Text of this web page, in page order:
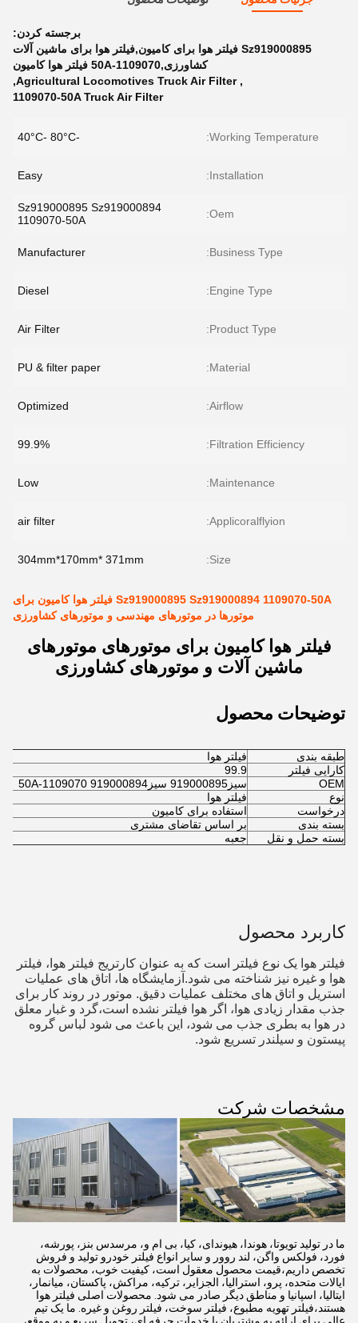
برجسته کردن:
Sz919000895 فیلتر هوا برای کامیون,فیلتر هوا برای ماشین آلات
کشاورزی,1109070-50A فیلتر هوا کامیون
,
Agricultural Locomotives Truck Air Filter
,
1109070-50A Truck Air Filter
Working Temperature:
-40°C- 80°C
Installation:
Easy
Oem:
Sz919000895 Sz919000894
1109070-50A
Business Type:
Manufacturer
Engine Type:
Diesel
Product Type:
Air Filter
Material:
PU & filter paper
Airflow:
Optimized
Filtration Efficiency:
99.9%
Maintenance:
Low
Applicoralflyion:
air filter
Size:
304mm*170mm* 371mm
Sz919000895 Sz919000894 1109070-50A فیلتر هوا کامیون برای
موتورها در موتورهای مهندسی و موتورهای کشاورزی
فیلتر هوا کامیون برای موتورهای موتورهای
ماشین آلات و موتورهای کشاورزی
توضیحات محصول
طبقه بندی
فیلتر هوا
کارایی فیلتر
99.9
OEM
سيز919000895 سيز919000894 1109070-50A
نوع
فیلتر هوا
درخواست
استفاده برای کامیون
بسته بندی
بر اساس تقاضای مشتری
بسته حمل و نقل
جعبه
کاربرد محصول
فیلتر هوا یک نوع فیلتر است که به عنوان کارتریج فیلتر هوا، فیلتر
هوا و غیره نیز شناخته می شود.آزمایشگاه ها، اتاق های عملیات
استریل و اتاق های مختلف عملیات دقیق. موتور در روند کار برای
جذب مقدار زیادی هوا، اگر هوا فیلتر نشده است،گرد و غبار معلق
در هوا به بطری جذب می شود، این باعث می شود لباس گروه
پیستون و سیلندر تسریع شود.
مشخصات شرکت
ما در تولید تویوتا، هوندا، هیوندای، کیا، بی ام و، مرسدس بنز، پورشه،
فورد، فولکس واگن، لند روور و سایر انواع فیلتر خودرو تولید و فروش
تخصص داریم،قیمت محصول معقول است، کیفیت خوب، محصولات به
ایالات متحده، پرو، استرالیا، الجزایر، ترکیه، مراکش، پاکستان، میانمار،
ایتالیا، اسپانیا و مناطق دیگر صادر می شود. محصولات اصلی فیلتر هوا
هستند،فیلتر تهویه مطبوع، فیلتر سوخت، فیلتر روغن و غیره. ما یک تیم